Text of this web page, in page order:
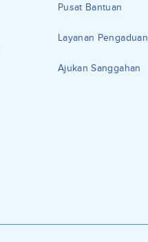
Pusat Bantuan
Layanan Pengaduan
Ajukan Sanggahan